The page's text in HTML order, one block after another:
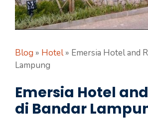
Blog » Hotel» Emersia Hotel and
Lampung
Emersia Hotel
di Bandar